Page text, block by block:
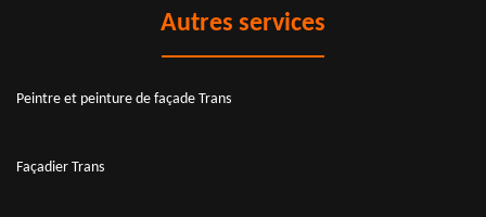
Autres services
Peintre et peinture de façade Trans
Façadier Trans